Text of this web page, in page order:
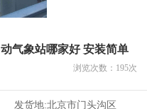
气象站哪家好 安装简单
浏览次数： 195次
发货地:北京市门头沟区